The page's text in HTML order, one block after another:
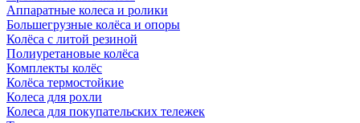
Аппаратные колеса и ролики
Большегрузные колёса и опоры
Колёса с литой резиной
Полиуретановые колёса
Комплекты колёс
Колёса термостойкие
Колеса для рохли
Колеса для покупательских тележек